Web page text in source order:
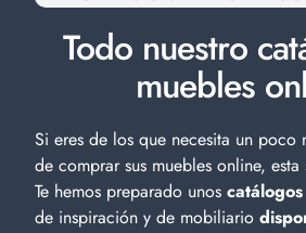
Todo nuestro
muebles
Si eres de los que necesita un poco
de comprar sus muebles online,
Te hemos preparado unos catálogos
de inspiración y de mobiliario